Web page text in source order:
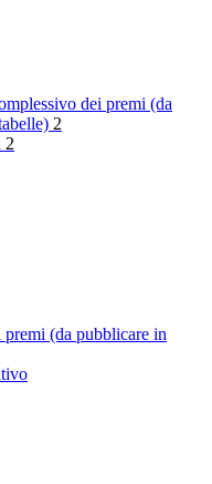
dei premi (da
2
2
(da pubblicare in